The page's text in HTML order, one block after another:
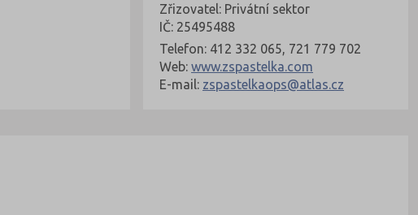
Zřizovatel: Privátní sektor
IČ: 25495488
Telefon: 412 332 065, 721 779 702
Web: www.zspastelka.com
E-mail: zspastelkaops@atlas.cz